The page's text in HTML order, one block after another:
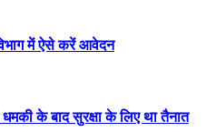
में ऐसे करें आवेदन
के बाद सुरक्षा के लिए था तैनात